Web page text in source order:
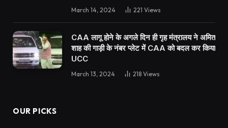
March 14, 2024 221 Views
CAA लागू होने के अगले दिन ही गृह मंत्रालय ने अमित
शाह की गाड़ी के नंबर प्लेट में CAA को बदल कर किया
UCC
March 13, 2024 218 Views
OUR PICKS